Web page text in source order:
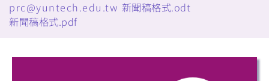
prc@yuntech.edu.tw 新聞稿格式.odt
新聞稿格式.pdf